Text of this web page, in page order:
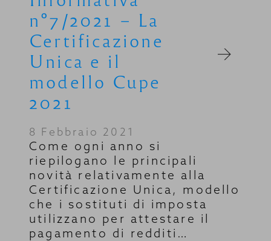
n°7/2021 – La
Certificazione
Unica e il
modello Cupe
2021
8 Febbraio 2021
Come ogni anno si
riepilogano le principali
novità relativamente alla
Certificazione Unica, modello
che i sostituti di imposta
utilizzano per attestare il
pagamento di redditi…